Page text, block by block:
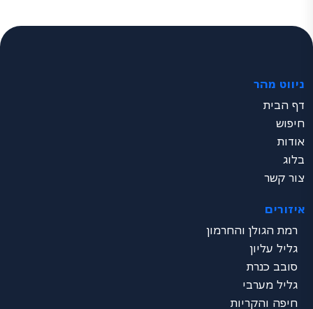
ניווט מהר
דף הבית
חיפוש
אודות
בלוג
צור קשר
איזורים
רמת הגולן והחרמון
גליל עליון
סובב כנרת
גליל מערבי
חיפה והקריות